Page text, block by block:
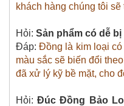
khách hàng chúng tôi
Hỏi: Sản phẩm có dễ
Đáp:Đồng là kim loại
màu sắc sẽ biến đổi
đã xử lý kỹ bề mặt, cho
Hỏi:Đúc Đồng Bảo